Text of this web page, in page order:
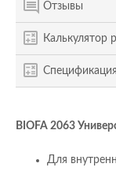
Отзывы
Калькулятор
Спецификация
BIOFA 2063
Для